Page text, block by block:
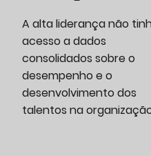
A alta liderança não
acesso a dados
consolidados sobre o
desempenho e o
desenvolvimento dos
talentos na